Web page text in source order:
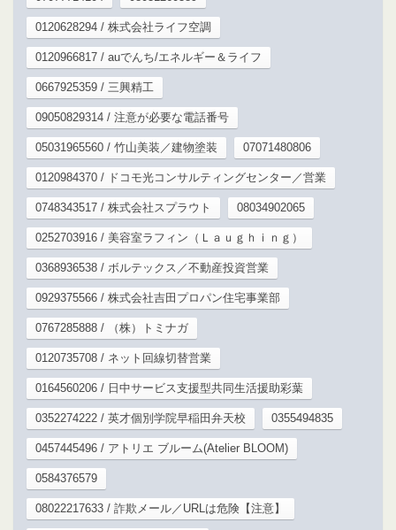
0120628294 / 株式会社ライフ空調
0120966817 / auでんち/エネルギー＆ライフ
0667925359 / 三興精工
09050829314 / 注意が必要な電話番号
05031965560 / 竹山美装／建物塗装 07071480806
0120984370 / ドコモ光コンサルティングセンター／営業
0748343517 / 株式会社スプラウト 08034902065
0252703916 / 美容室ラフィン（Ｌａｕｇｈｉｎｇ）
0368936538 / ボルテックス／不動産投資営業
0929375566 / 株式会社吉田プロパン住宅事業部
0767285888 / （株）トミナガ
0120735708 / ネット回線切替営業
0164560206 / 日中サービス支援型共同生活援助彩葉
0352274222 / 英才個別学院早稲田弁天校 0355494835
0457445496 / アトリエ ブルーム(Atelier BLOOM)
0584376579
08022217633 / 詐欺メール／URLは危険【注意】